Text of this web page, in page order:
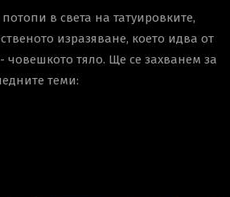
в света на татуировките,
изразяване, което идва от
човешкото тяло. Ще се захванем за
теми: